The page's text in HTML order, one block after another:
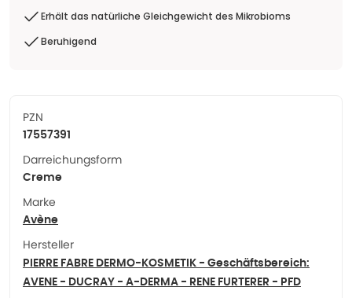
Erhält das natürliche Gleichgewicht des Mikrobioms
Beruhigend
PZN
17557391
Darreichungsform
Creme
Marke
Avène
Hersteller
PIERRE FABRE DERMO-KOSMETIK - Geschäftsbereich:
AVENE - DUCRAY - A-DERMA - RENE FURTERER - PFD